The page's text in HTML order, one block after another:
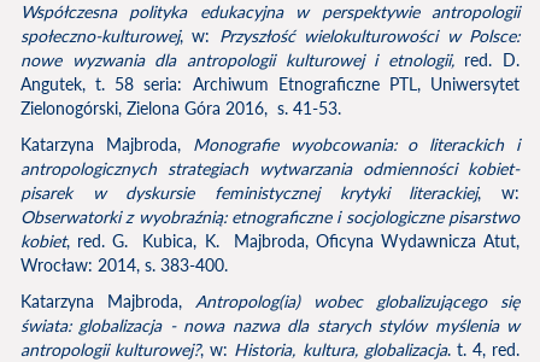
Współczesna polityka edukacyjna w perspektywie antropologii
społeczno-kulturowej, w: Przyszłość wielokulturowości w Polsce:
nowe wyzwania dla antropologii kulturowej i etnologii, red. D.
Angutek, t. 58 seria: Archiwum Etnograficzne PTL, Uniwersytet
Zielonogórski, Zielona Góra 2016, s. 41-53.
Katarzyna Majbroda, Monografie wyobcowania: o literackich i
antropologicznych strategiach wytwarzania odmienności kobiet-
pisarek w dyskursie feministycznej krytyki literackiej, w:
Obserwatorki z wyobraźnią: etnograficzne i socjologiczne pisarstwo
kobiet, red. G. Kubica, K. Majbroda, Oficyna Wydawnicza Atut,
Wrocław: 2014, s. 383-400.
Katarzyna Majbroda, Antropolog(ia) wobec globalizującego się
świata: globalizacja - nowa nazwa dla starych stylów myślenia w
antropologii kulturowej?, w: Historia, kultura, globalizacja. t. 4, red.